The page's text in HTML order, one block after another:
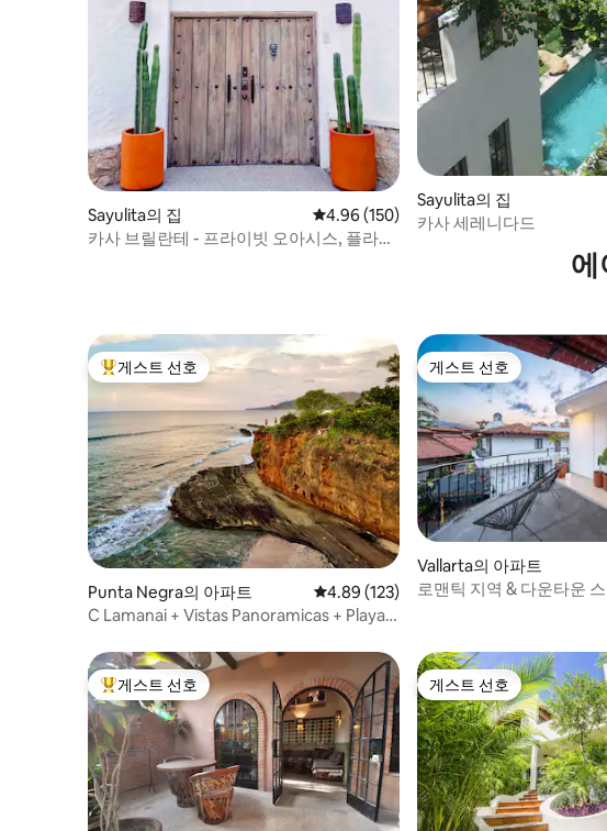
Sayulita의 집 평점 4.96점(5점 만점), 후기 150개
4.96 (150)
카사 브릴란테 - 프라이빗 오아시스, 플라자
Sayulita의 집
카사 세레니다드
상위 게스트 선호
게스트 선호
Punta Negra의 아파트 평점 4.89점(5점 만점), 후기 123개
4.89 (123)
C Lamanai + Vistas Panoramicas + Playa
게스트 선호
게스트 선호
Vallarta의 아파트
로맨틱 지역 & 다운타운
상위 게스트 선호
게스트 선호 게스트 선호
게스트 선호